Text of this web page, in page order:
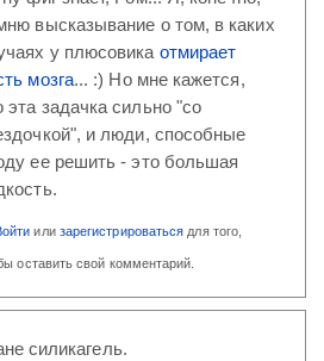
высказывание о том, в каких
у плюсовика отмирает
мозга... :) Но мне кажется,
эта задачка сильно "со
и люди, способные
ее решить - это большая
или зарегистрироваться для того,
оставить свой комментарий.
силикагель.